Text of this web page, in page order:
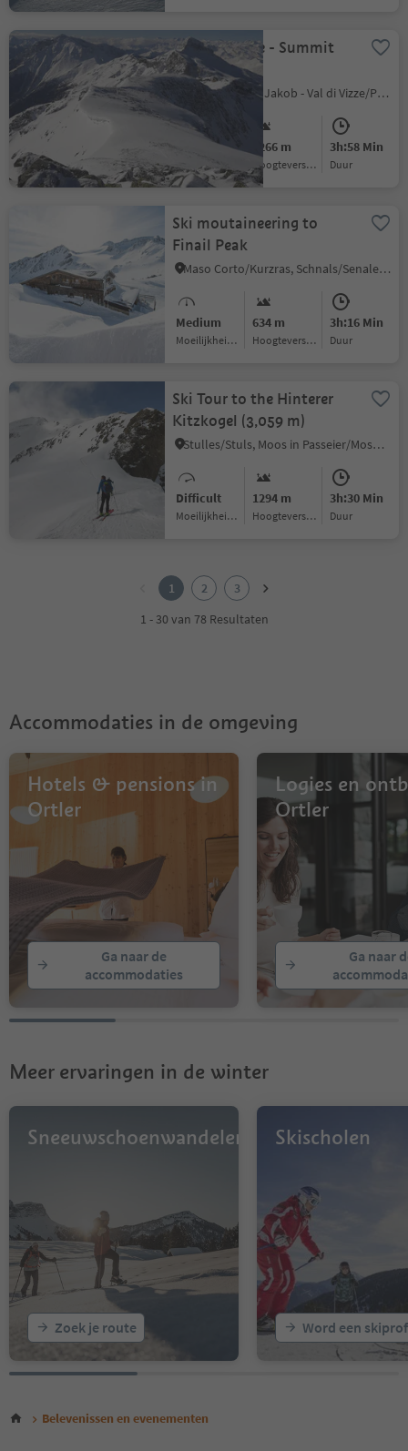
Wildseespitze - Summit
ski tour
S. Giacomo/St. Jakob - Val di Vizze/Pfitsch, Pfitsch/Val di Vizze, Sterzing/Vipiteno and environs
Medium
Moeilijkheidsgraad
1266 m
Hoogteverschil
3h:58 Min
Duur
Ski moutaineering to
Finail Peak
Maso Corto/Kurzras, Schnals/Senales, Vinschgau/Val Venosta
Medium
Moeilijkheidsgraad
634 m
Hoogteverschil
3h:16 Min
Duur
Ski Tour to the Hinterer
Kitzkogel (3,059 m)
Stulles/Stuls, Moos in Passeier/Moso in Passiria, Meran/Merano and environs
Difficult
Moeilijkheidsgraad
1294 m
Hoogteverschil
3h:30 Min
Duur
1 2
3
1 - 30 van 78 Resultaten
Accommodaties in de omgeving
Hotels & pensions in
Ortler
Ga naar de
accommodaties
Logies en
Ortler
Ga naar
Meer ervaringen in de winter
Sneeuwschoenwandelen
Zoek je route
Skischolen
Word een skiprof
Belevenissen en evenementen